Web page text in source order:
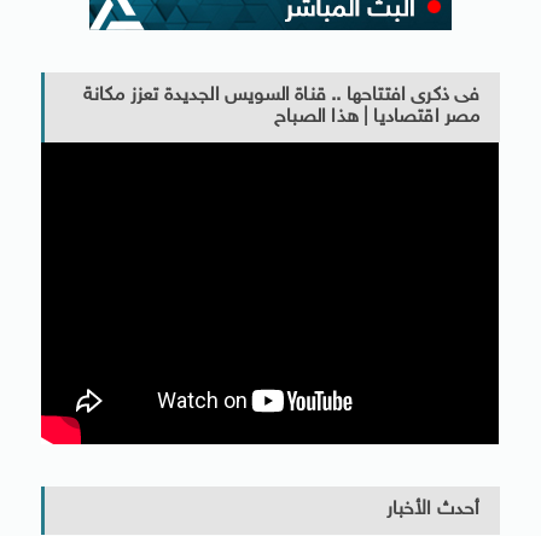
فى ذكرى افتتاحها .. قناة السويس الجديدة تعزز مكانة
مصر اقتصاديا | هذا الصباح
أحدث الأخبار